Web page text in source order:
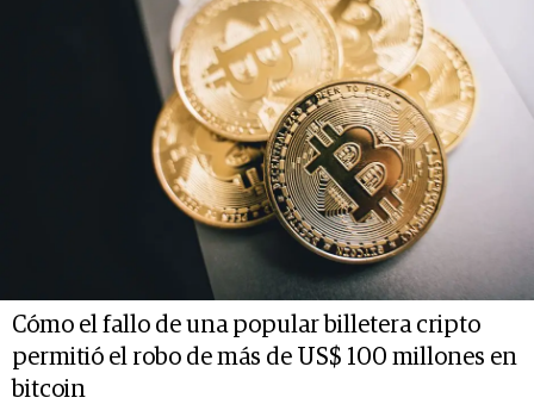
Cómo el fallo de una popular billetera cripto
permitió el robo de más de US$ 100 millones en
bitcoin